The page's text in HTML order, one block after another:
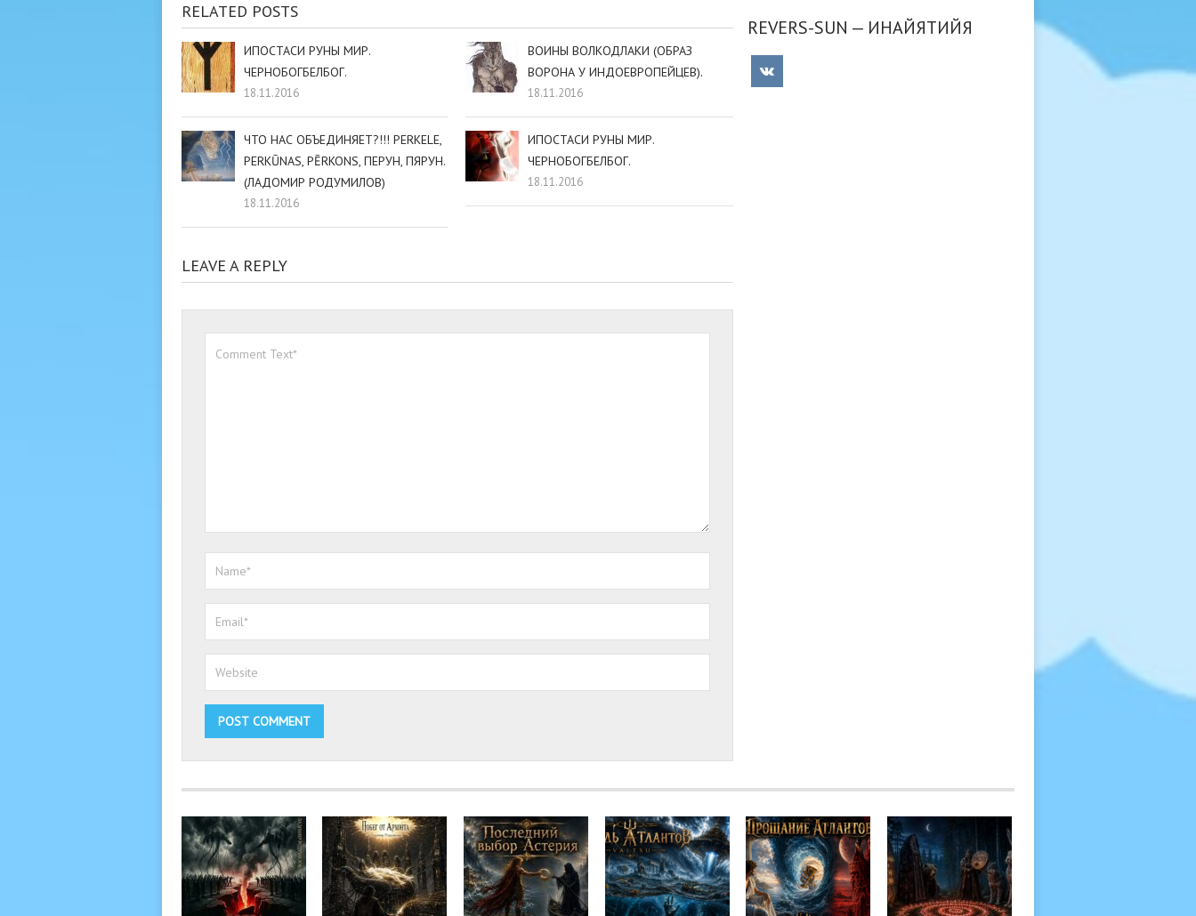
RELATED POSTS
ИПОСТАСИ РУНЫ МИР.
ЧЕРНОБОГБЕЛБОГ.
18.11.2016
ВОИНЫ ВОЛКОДЛАКИ (ОБРАЗ
ВОРОНА У ИНДОЕВРОПЕЙЦЕВ).
18.11.2016
ЧТО НАС ОБЪЕДИНЯЕТ?!!! PERKELE,
PERKŪNAS, PĒRKONS, ПЕРУН, ПЯРУН.
(ЛАДОМИР РОДУМИЛОВ)
18.11.2016
ИПОСТАСИ РУНЫ МИР.
ЧЕРНОБОГБЕЛБОГ.
18.11.2016
LEAVE A REPLY
REVERS-SUN — ИНАЙЯТИЙЯ